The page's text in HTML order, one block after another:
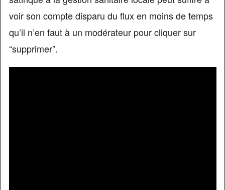
voir son compte disparu du flux en moins de temps
qu’il n’en faut à un modérateur pour cliquer sur
“supprimer”.